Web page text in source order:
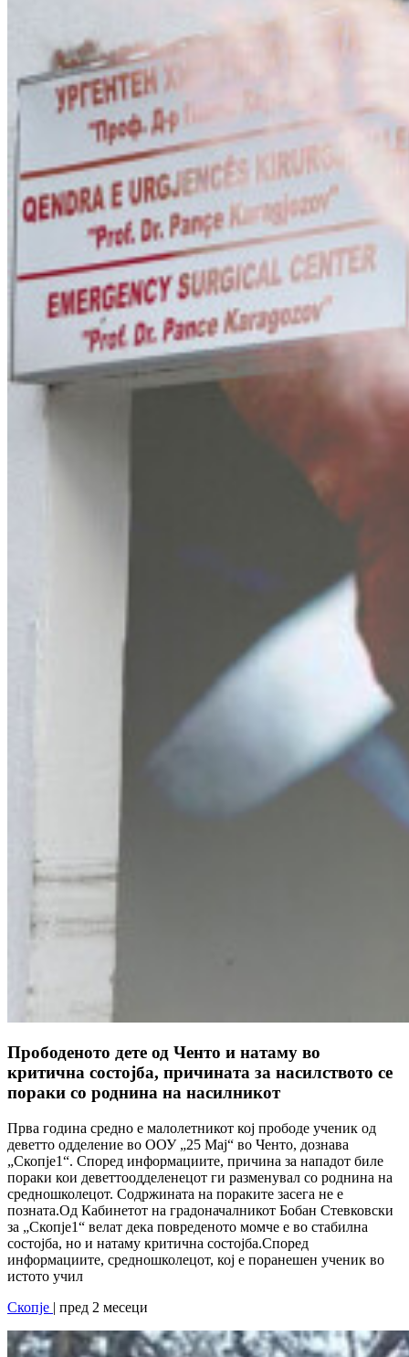
Прободеното дете од Ченто и натаму во
критична состојба, причината за насилството се
пораки со роднина на насилникот
Прва година средно е малолетникот кој прободе ученик од
деветто одделение во ООУ „25 Мај“ во Ченто, дознава
„Скопје1“. Според информациите, причина за нападот биле
пораки кои деветтоодделенецот ги разменувал со роднина на
средношколецот. Содржината на пораките засега не е
позната.Од Кабинетот на градоначалникот Бобан Стевковски
за „Скопје1“ велат дека повреденото момче е во стабилна
состојба, но и натаму критична состојба.Според
информациите, средношколецот, кој е поранешен ученик во
истото учил
Скопје | пред 2 месеци